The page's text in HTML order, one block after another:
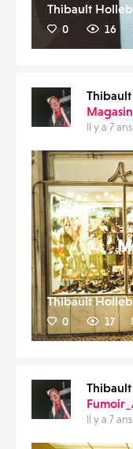
Thibault
0 16
Il y a 7
Thibault
0 17
Il y a 7